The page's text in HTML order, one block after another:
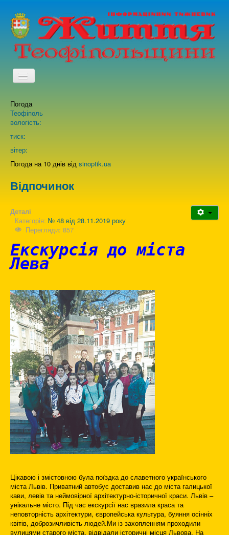
TPL_PROTOSTAR_TOGGLE_MENU
Про нас
Погода
Теофіполь
вологість:
тиск:
вітер:
Погода на 10 днів від sinoptik.ua
Відпочинок
Деталі
Категорія: № 48 від 28.11.2019 року
Перегляди: 857
Екскурсія до міста
Лева
Цікавою і змістовною була поїздка до славетного українського
міста Львів. Приватний автобус доставив нас до міста галицької
кави, левів та неймовірної архітектурно-історичної краси. Львів –
унікальне місто. Під час екскурсії нас вразила краса та
неповторність архітектури, європейська культура, буяння осінніх
квітів, доброзичливість людей.Ми із захопленням проходили
вулицями старого міста, відвідали історичні місця Львова. На